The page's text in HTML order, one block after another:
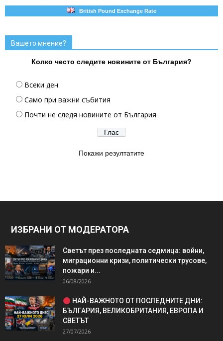
British Pound Exchange Rate
Вашето мнение?
Колко често следите новините от България?
Всеки ден
Само при важни събития
Почти не следя новините от България
Покажи резултатите
ИЗБРАНИ ОТ МОДЕРАТОРА
Светът през последната седмица: войни,
миграционни кризи, политически трусове,
пожари и...
06/08/2026
НАЙ-ВАЖНОТО ОТ ПОСЛЕДНИТЕ ДНИ:
БЪЛГАРИЯ, ВЕЛИКОБРИТАНИЯ, ЕВРОПА И
СВЕТЪТ
27/07/2026